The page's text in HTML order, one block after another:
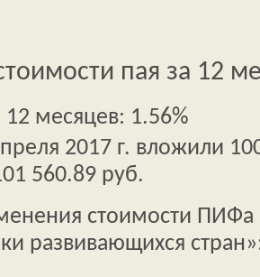
пая за 12
месяцев: 1.56%
2017 г. вложили
560.89 руб.
стоимости
развивающихся